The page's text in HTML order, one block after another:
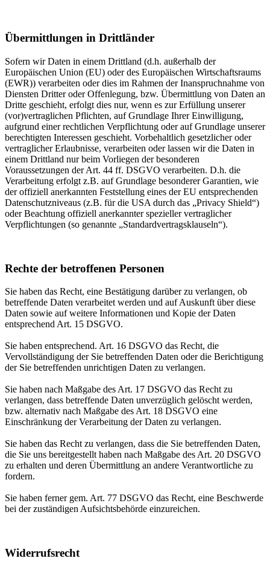
Übermittlungen in Drittländer
Sofern wir Daten in einem Drittland (d.h. außerhalb der
Europäischen Union (EU) oder des Europäischen Wirtschaftsraums
(EWR)) verarbeiten oder dies im Rahmen der Inanspruchnahme von
Diensten Dritter oder Offenlegung, bzw. Übermittlung von Daten an
Dritte geschieht, erfolgt dies nur, wenn es zur Erfüllung unserer
(vor)vertraglichen Pflichten, auf Grundlage Ihrer Einwilligung,
aufgrund einer rechtlichen Verpflichtung oder auf Grundlage unserer
berechtigten Interessen geschieht. Vorbehaltlich gesetzlicher oder
vertraglicher Erlaubnisse, verarbeiten oder lassen wir die Daten in
einem Drittland nur beim Vorliegen der besonderen
Voraussetzungen der Art. 44 ff. DSGVO verarbeiten. D.h. die
Verarbeitung erfolgt z.B. auf Grundlage besonderer Garantien, wie
der offiziell anerkannten Feststellung eines der EU entsprechenden
Datenschutzniveaus (z.B. für die USA durch das „Privacy Shield“)
oder Beachtung offiziell anerkannter spezieller vertraglicher
Verpflichtungen (so genannte „Standardvertragsklauseln“).
Rechte der betroffenen Personen
Sie haben das Recht, eine Bestätigung darüber zu verlangen, ob
betreffende Daten verarbeitet werden und auf Auskunft über diese
Daten sowie auf weitere Informationen und Kopie der Daten
entsprechend Art. 15 DSGVO.
Sie haben entsprechend. Art. 16 DSGVO das Recht, die
Vervollständigung der Sie betreffenden Daten oder die Berichtigung
der Sie betreffenden unrichtigen Daten zu verlangen.
Sie haben nach Maßgabe des Art. 17 DSGVO das Recht zu
verlangen, dass betreffende Daten unverzüglich gelöscht werden,
bzw. alternativ nach Maßgabe des Art. 18 DSGVO eine
Einschränkung der Verarbeitung der Daten zu verlangen.
Sie haben das Recht zu verlangen, dass die Sie betreffenden Daten,
die Sie uns bereitgestellt haben nach Maßgabe des Art. 20 DSGVO
zu erhalten und deren Übermittlung an andere Verantwortliche zu
fordern.
Sie haben ferner gem. Art. 77 DSGVO das Recht, eine Beschwerde
bei der zuständigen Aufsichtsbehörde einzureichen.
Widerrufsrecht